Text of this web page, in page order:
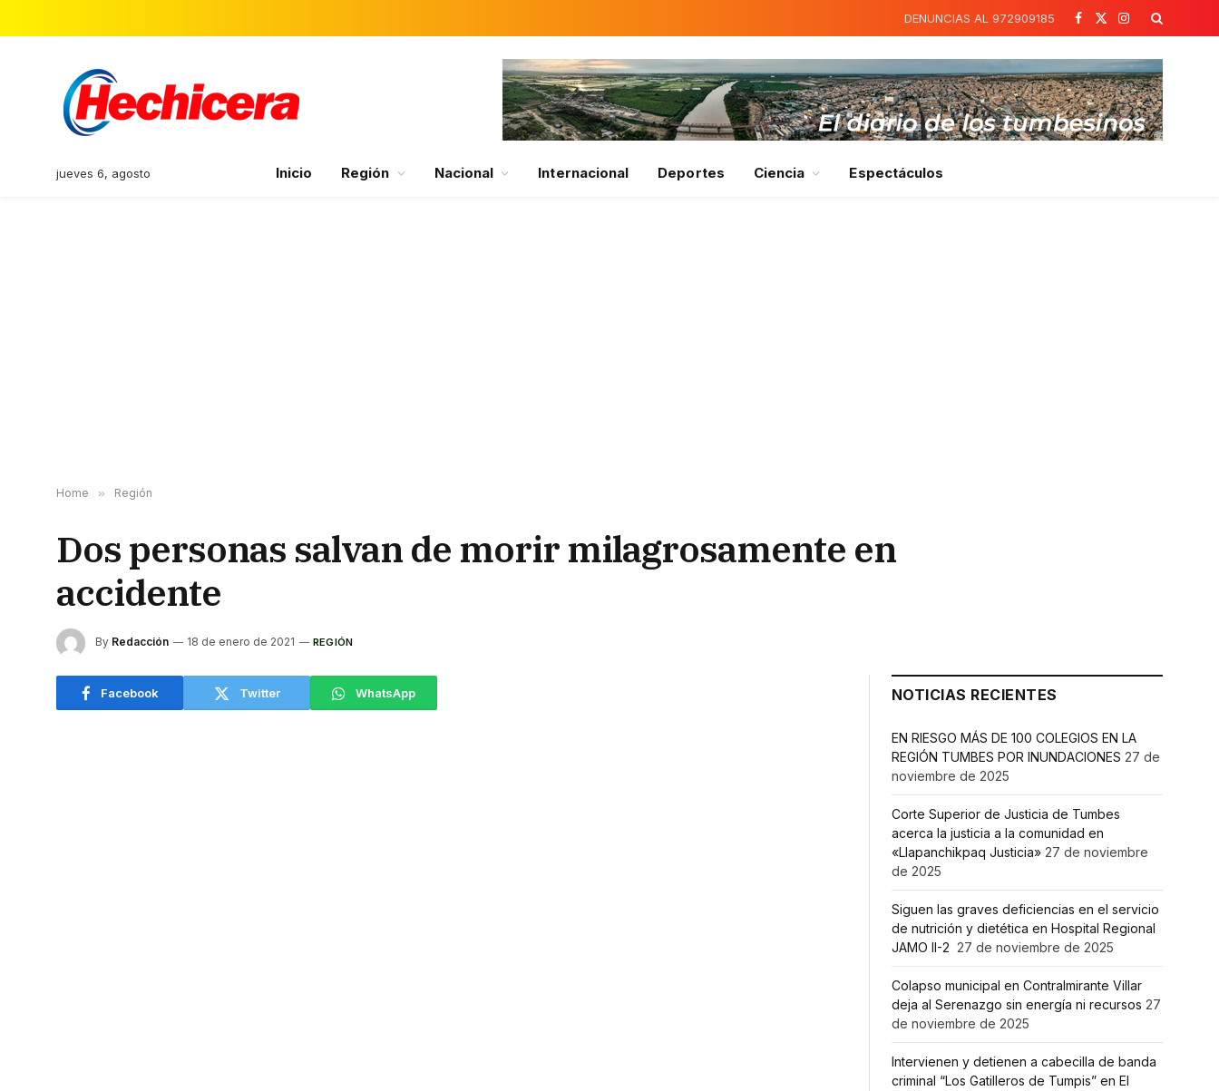
DENUNCIAS AL 972909185
Facebook
X
Instagram
jueves 6, agosto Inicio Región Nacional Internacional Deportes Ciencia Espectáculos
Home » Región
Dos personas salvan de morir milagrosamente en
accidente
By Redacción 18 de enero de 2021 REGIÓN
Facebook Twitter WhatsApp NOTICIAS RECIENTES
EN RIESGO MÁS DE 100 COLEGIOS EN LA
REGIÓN TUMBES POR INUNDACIONES 27 de
noviembre de 2025
Corte Superior de Justicia de Tumbes
acerca la justicia a la comunidad en
«Llapanchikpaq Justicia» 27 de noviembre
de 2025
Siguen las graves deficiencias en el servicio
de nutrición y dietética en Hospital Regional
JAMO II-2 27 de noviembre de 2025
Colapso municipal en Contralmirante Villar
deja al Serenazgo sin energía ni recursos 27
de noviembre de 2025
Intervienen y detienen a cabecilla de banda
criminal “Los Gatilleros de Tumpis” en El